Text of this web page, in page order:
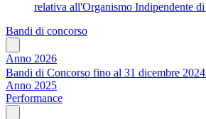
relativa all'Organismo Indipendente
Bandi di concorso
Anno 2026
Bandi di Concorso fino al 31 dicembre 2024
Anno 2025
Performance